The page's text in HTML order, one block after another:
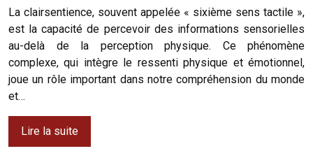
La clairsentience, souvent appelée « sixième sens tactile »,
est la capacité de percevoir des informations sensorielles
au-delà de la perception physique. Ce phénomène
complexe, qui intègre le ressenti physique et émotionnel,
joue un rôle important dans notre compréhension du monde
et…
Lire la suite